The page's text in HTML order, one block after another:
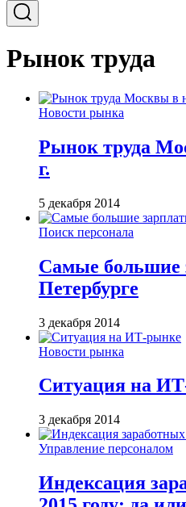
Рынок труда
Новости рынка
Рынок труда
г.
5 декабря 2014
Поиск персонала
Самые большие
Петербурге
3 декабря 2014
Новости рынка
Ситуация на
3 декабря 2014
Управление персоналом
Индексация